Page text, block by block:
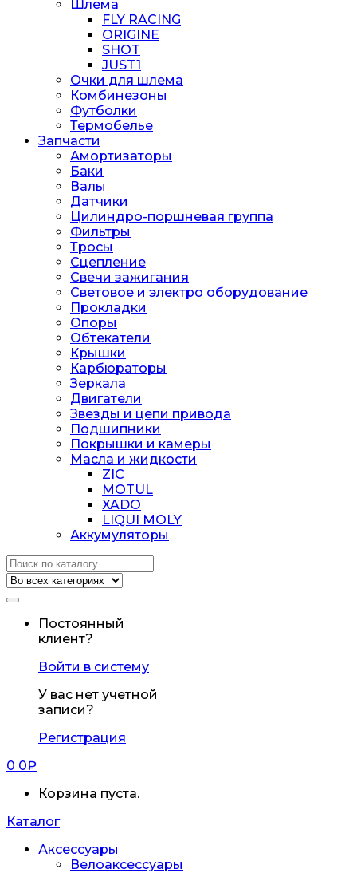
Шлема
FLY RACING
ORIGINE
SHOT
JUST1
Очки для шлема
Комбинезоны
Футболки
Термобелье
Запчасти
Амортизаторы
Баки
Валы
Датчики
Цилиндро-поршневая группа
Фильтры
Тросы
Сцепление
Свечи зажигания
Световое и электро оборудование
Прокладки
Опоры
Обтекатели
Крышки
Карбюраторы
Зеркала
Двигатели
Звезды и цепи привода
Подшипники
Покрышки и камеры
Масла и жидкости
ZIC
MOTUL
XADO
LIQUI MOLY
Аккумуляторы
Искать:
Постоянный
клиент?
Войти в систему
У вас нет учетной
записи?
Регистрация
0 0₽
Корзина пуста.
Каталог
Аксессуары
Велоаксессуары